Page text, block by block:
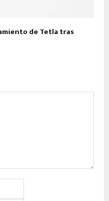
de Tetla tras